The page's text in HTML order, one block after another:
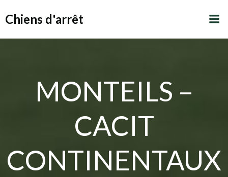
Chiens d'arrêt
MONTEILS –
CACIT
CONTINENTAUX